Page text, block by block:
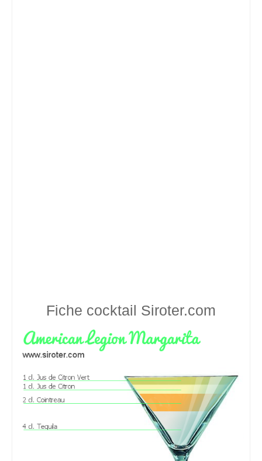
Fiche cocktail Siroter.com